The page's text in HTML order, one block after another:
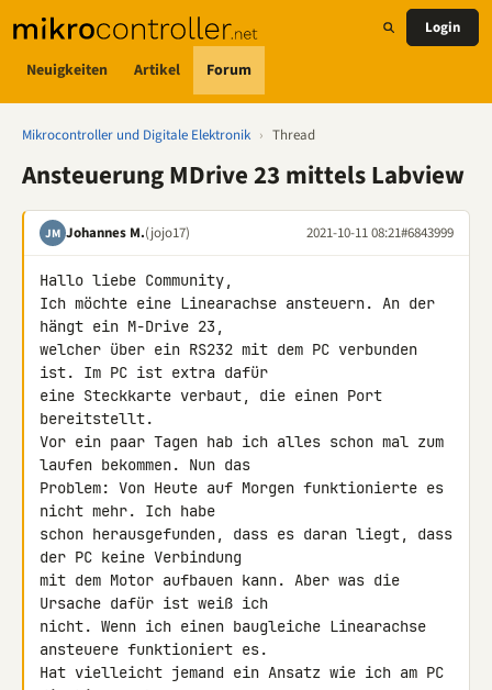
Neuigkeiten Artikel Forum
Login
Mikrocontroller und Digitale Elektronik › Thread
Ansteuerung MDrive 23 mittels Labview
JM Johannes M.(jojo17) 2021-10-11 08:21#6843999
Hallo liebe Community,
Ich möchte eine Linearachse ansteuern. An der
hängt ein M-Drive 23,
welcher über ein RS232 mit dem PC verbunden
ist. Im PC ist extra dafür
eine Steckkarte verbaut, die einen Port
bereitstellt.
Vor ein paar Tagen hab ich alles schon mal zum
laufen bekommen. Nun das
Problem: Von Heute auf Morgen funktionierte es
nicht mehr. Ich habe
schon herausgefunden, dass es daran liegt, dass
der PC keine Verbindung
mit dem Motor aufbauen kann. Aber was die
Ursache dafür ist weiß ich
nicht. Wenn ich einen baugleiche Linearachse
ansteuere funktioniert es.
Hat vielleicht jemand ein Ansatz wie ich am PC